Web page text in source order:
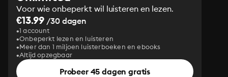
Voor wie onbeperkt wil luisteren en lezen.
€13.99 /30 dagen
1 account
Onbeperkt lezen en luisteren
Meer dan 1 miljoen luisterboeken en ebooks
Altijd opzegbaar
Probeer 45 dagen gratis